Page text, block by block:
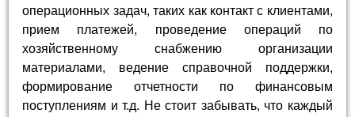
операционных задач, таких как контакт с клиентами,
прием платежей, проведение операций по
хозяйственному снабжению организации
материалами, ведение справочной поддержки,
формирование отчетности по финансовым
поступлениям и т.д. Не стоит забывать, что каждый